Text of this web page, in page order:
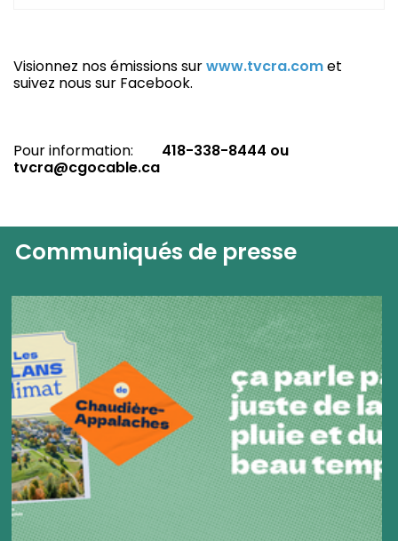
Visionnez nos émissions surwww.tvcra.comet
suivez nous sur Facebook.
Pour information: 418-338-8444 ou
tvcra@cgocable.ca
Communiqués de presse